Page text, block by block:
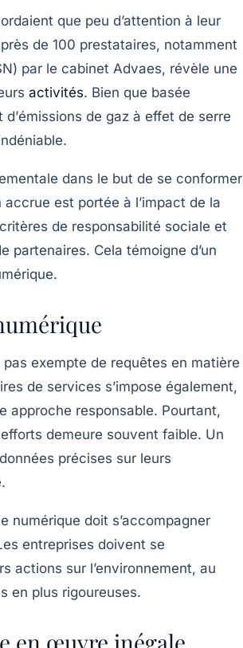
que peu d’attention à leur
de 100 prestataires, notamment
par le cabinet Advaes, révèle une
activités. Bien que basée
d’émissions de gaz à effet de serre
dans le but de se conformer
est portée à l’impact de la
de responsabilité sociale et
partenaires. Cela témoigne d’un
pas exempte de requêtes en matière
de services s’impose également,
approche responsable. Pourtant,
demeure souvent faible. Un
précises sur leurs
numérique doit s’accompagner
entreprises doivent se
actions sur l’environnement, au
en plus rigoureuses.
en œuvre inégale